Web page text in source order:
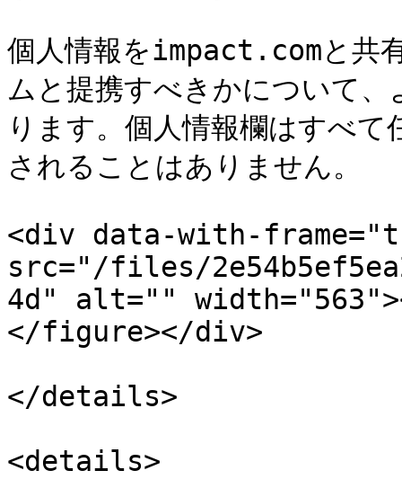
個人情報をimpact.comと共
ムと提携すべきかについて
ります。個人情報欄はすべ
されることはありません。
<div data-with-
src="/files/
4d" alt=""
</figure></div>
</details>
<details>